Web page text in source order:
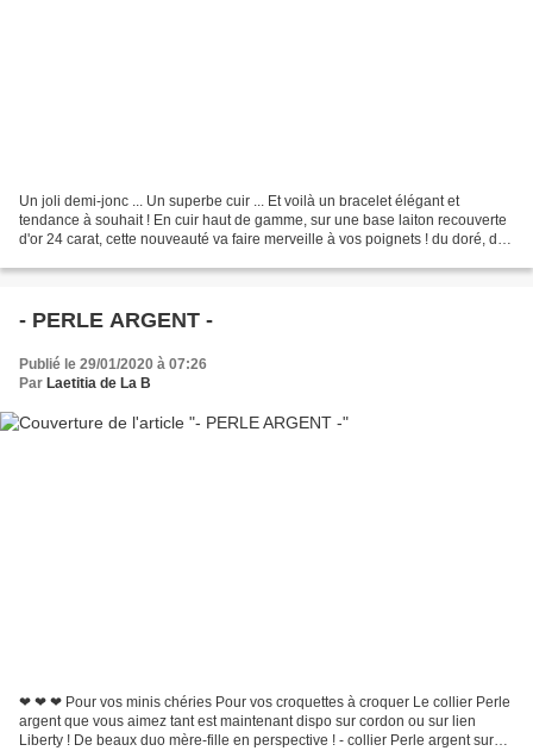
Un joli demi-jonc ... Un superbe cuir ... Et voilà un bracelet élégant et
tendance à souhait ! En cuir haut de gamme, sur une base laiton recouverte
d'or 24 carat, cette nouveauté va faire merveille à vos poignets ! du doré, du
- PERLE ARGENT -
Publié le 29/01/2020 à 07:26
Par Laetitia de La B
❤ ❤ ❤ Pour vos minis chéries Pour vos croquettes à croquer Le collier Perle
argent que vous aimez tant est maintenant dispo sur cordon ou sur lien
Liberty ! De beaux duo mère-fille en perspective ! - collier Perle argent sur